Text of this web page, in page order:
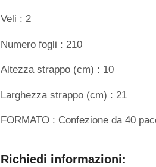
Veli : 2
Numero fogli : 210
Altezza strappo (cm) : 10
Larghezza strappo (cm) : 21
FORMATO : Confezione da 40
Richiedi informazioni: